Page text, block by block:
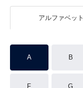
アルファベット
A B
F G